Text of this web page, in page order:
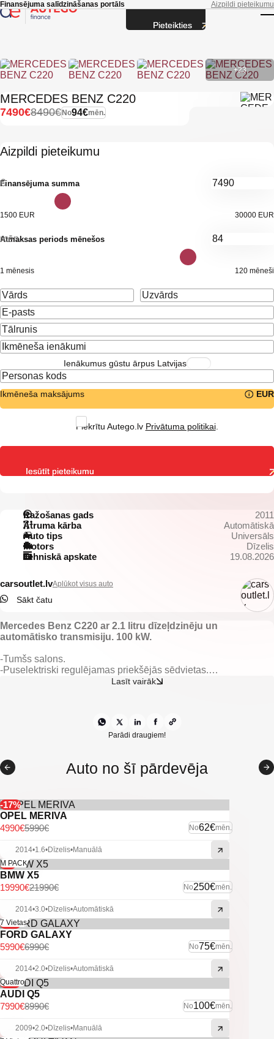
Skip to main content
Finansējuma salīdzināšanas portāls Aizpildi pieteikumu
+23
MERCEDES BENZ C220
No94€mēn.
8490€
7490€
Aizpildi pieteikumu
Finansējuma summa
€
1500 EUR 30000 EUR
Atmaksas periods mēnešos
mēn.
1 mēnesis 120 mēneši
Ienākumus gūstu ārpus Latvijas
Ikmēneša maksājums EUR
Piekrītu Autego.lv Privātuma politikai.
Ražošanas gads
2011
Ātruma kārba
Automātiskā
Auto tips
Universāls
Motors
Dīzelis
Tehniskā apskate
19.08.2026
carsoutlet.lvAplūkot visus auto
Sākt čatu
Mercedes Benz C220 ar 2.1 litru dīzeļdzinēju un
automātisko transmisiju. 100 kW.
-Tumšs salons.
-Puselektriski regulējamas priekšējās sēdvietas.
-Elektriski vadāmi sānu spoguļi.
-Aizmugurējie pārkingsensori.
-Kondicionieris.
-Xenon.
-Vieglmetāla diski ar labām riepām.
-U.C. ekstras.
Lasīt vairāk
Parādi draugiem!
Auto no šī pārdevēja
-17%
OPEL MERIVA
No62€mēn.
5990€
4990€
2014•1.6•Dīzelis•Manuālā
-9%
M PACK
BMW X5
No250€mēn.
21990€
19990€
2014•3.0•Dīzelis•Automātiskā
-14%
7 Vietas
FORD GALAXY
No75€mēn.
6990€
5990€
2014•2.0•Dīzelis•Automātiskā
-11%
Quattro
AUDI Q5
No100€mēn.
8990€
7990€
2009•2.0•Dīzelis•Manuālā